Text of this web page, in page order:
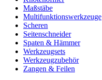
Maßstäbe
Multifunktionswerkzeuge
Scheren
Seitenschneider
Spaten & Hämmer
Werkzeugsets
Werkzeugzubehör
Zangen & Feilen